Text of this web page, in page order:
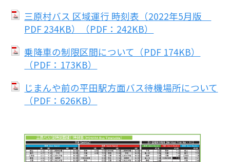
三原村バス 区域運行 時刻表（2022年5月版
PDF 234KB）（PDF：242KB）
乗降車の制限区間について（PDF 174KB）
（PDF：173KB）
じまんや前の平田駅方面バス待機場所について
（PDF：626KB）